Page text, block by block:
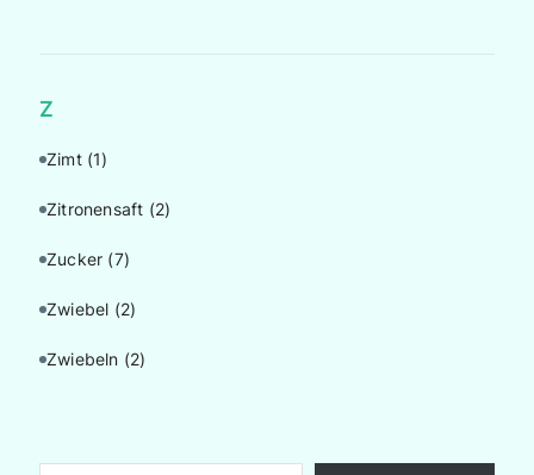
Z
Zimt (1)
Zitronensaft (2)
Zucker (7)
Zwiebel (2)
Zwiebeln (2)
Gib deine E-Mail-Adresse ein ...